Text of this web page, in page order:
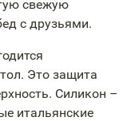
свежую
с друзьями.
Это защита
Силикон –
итальянские